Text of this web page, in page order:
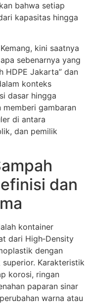
bahwa setiap
kapasitas hingga
kini saatnya
sebenarnya yang
HDPE Jakarta” dan
konteks
dasar hingga
gambaran
di antara
dan pemilik
dan
kontainer
dari High‑Density
dengan
Karakteristik
korosi, ringan
paparan sinar
warna atau